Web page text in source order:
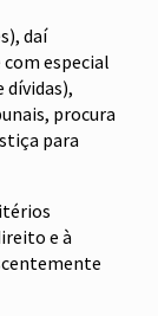
daí
especial
dívidas),
procura
para
e à